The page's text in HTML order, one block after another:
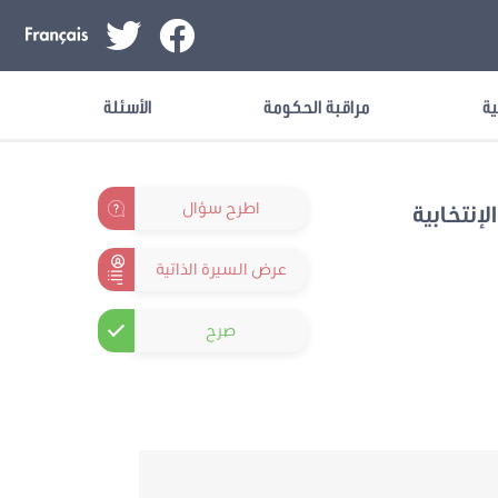
مراقبة الحكومة الأسئلة
اطرح سؤال
عرض السيرة الذاتية
صرح